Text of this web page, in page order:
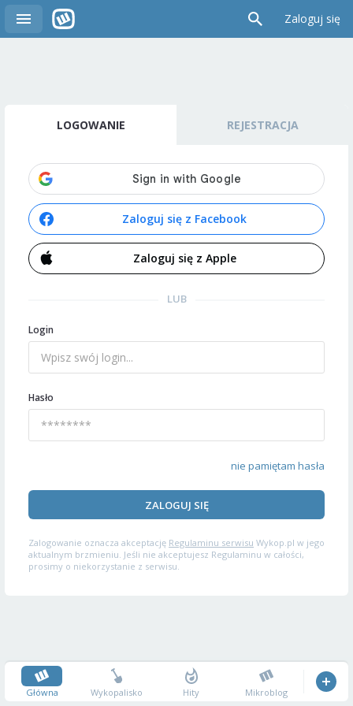
Zaloguj się
LOGOWANIE REJESTRACJA
Zaloguj się z Facebook
Zaloguj się z Apple
LUB
Login
Hasło
nie pamiętam hasła
ZALOGUJ SIĘ
Zalogowanie oznacza akceptację Regulaminu serwisu Wykop.pl w jego
aktualnym brzmieniu. Jeśli nie akceptujesz Regulaminu w całości,
prosimy o niekorzystanie z serwisu.
Główna Wykopalisko Hity Mikroblog